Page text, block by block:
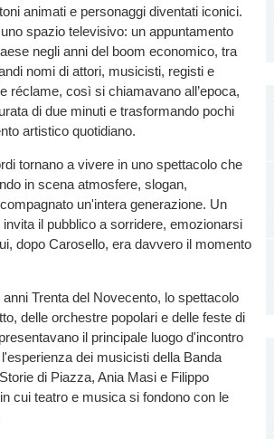
animati e personaggi diventati iconici.
spazio televisivo: un appuntamento
negli anni del boom economico, tra
nomi di attori, musicisti, registi e
réclame, così si chiamavano all’epoca,
di due minuti e trasformando pochi
artistico quotidiano.
tornano a vivere in uno spettacolo che
in scena atmosfere, slogan,
un'intera generazione. Un
il pubblico a sorridere, emozionarsi
dopo Carosello, era davvero il momento
Trenta del Novecento, lo spettacolo
delle orchestre popolari e delle feste di
il principale luogo d'incontro
dei musicisti della Banda
di Piazza, Ania Masi e Filippo
cui teatro e musica si fondono con le